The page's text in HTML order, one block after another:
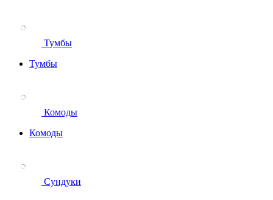
Тумбы
Тумбы
Комоды
Комоды
Сундуки